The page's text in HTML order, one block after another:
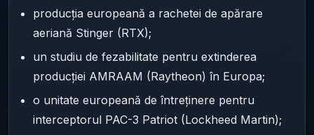
producția europeană a rachetei de apărare
aeriană Stinger (RTX);
un studiu de fezabilitate pentru extinderea
producției AMRAAM (Raytheon) în Europa;
o unitate europeană de întreținere pentru
interceptorul PAC-3 Patriot (Lockheed Martin);